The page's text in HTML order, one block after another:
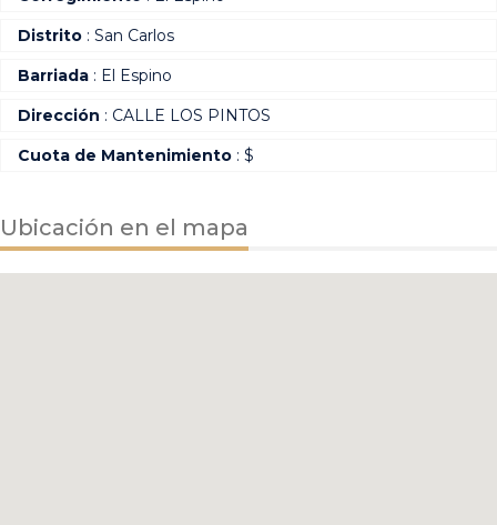
Distrito : San Carlos
Barriada : El Espino
Dirección : CALLE LOS PINTOS
Cuota de Mantenimiento : $
Ubicación en el mapa